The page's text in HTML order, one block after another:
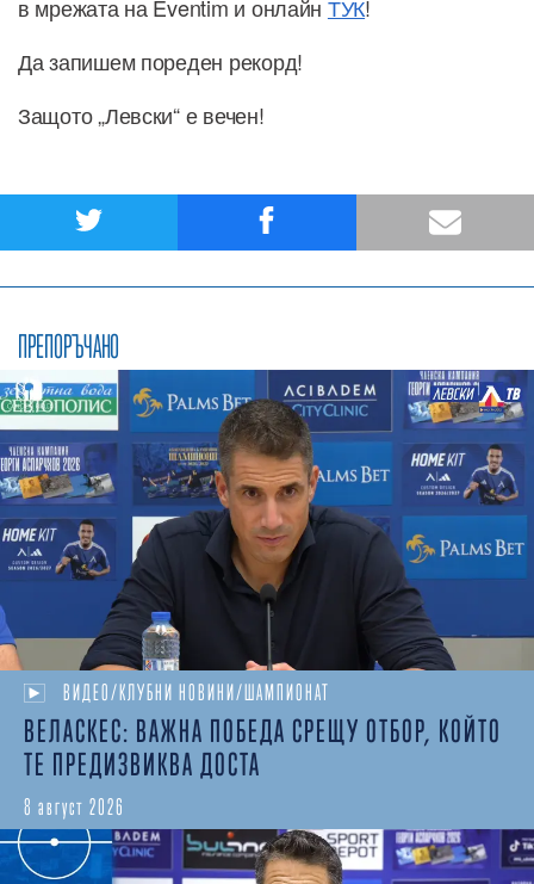
в мрежата на Eventim и онлайн ТУК!
Да запишем пореден рекорд!
Защото „Левски“ е вечен!
ПРЕПОРЪЧАНО
ВИДЕО/КЛУБНИ НОВИНИ/ШАМПИОНАТ
ВЕЛАСКЕС: ВАЖНА ПОБЕДА СРЕЩУ ОТБОР, КОЙТО
ТЕ ПРЕДИЗВИКВА ДОСТА
8 август 2026